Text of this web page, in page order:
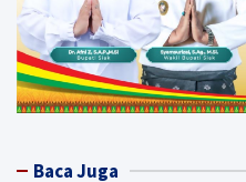
Baca Juga